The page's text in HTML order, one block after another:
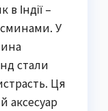
Індії –
У
стали
Ця
аксесуар